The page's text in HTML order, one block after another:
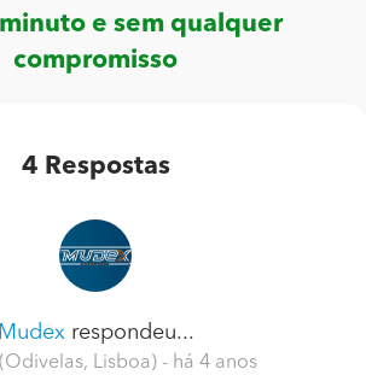
e sem qualquer
compromisso
4 Respostas
Mudex respondeu...
Lisboa) - há 4 anos